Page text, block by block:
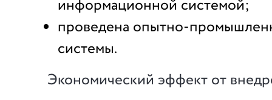
информационной системой;
проведена опытно-
системы.
Экономический эффект от